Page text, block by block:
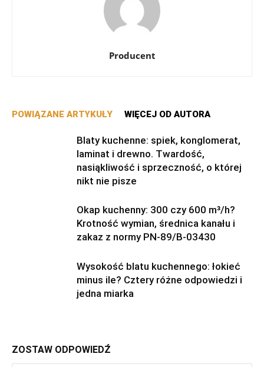
Producent
POWIĄZANE ARTYKUŁY WIĘCEJ OD AUTORA
Blaty kuchenne: spiek, konglomerat,
laminat i drewno. Twardość,
nasiąkliwość i sprzeczność, o której
nikt nie pisze
Okap kuchenny: 300 czy 600 m³/h?
Krotność wymian, średnica kanału i
zakaz z normy PN-89/B-03430
Wysokość blatu kuchennego: łokieć
minus ile? Cztery różne odpowiedzi i
jedna miarka
ZOSTAW ODPOWIEDŹ